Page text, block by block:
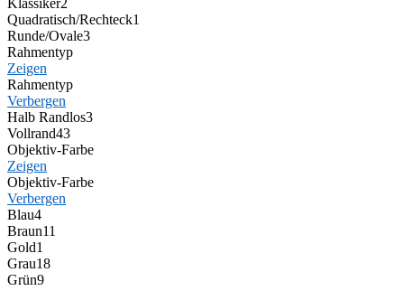
Klassiker2
Quadratisch/Rechteck1
Runde/Ovale3
Rahmentyp
Zeigen
Rahmentyp
Verbergen
Halb Randlos3
Vollrand43
Objektiv-Farbe
Zeigen
Objektiv-Farbe
Verbergen
Blau4
Braun11
Gold1
Grau18
Grün9